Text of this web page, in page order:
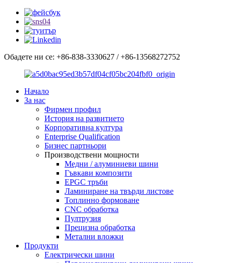
Обадете ни се: +86-838-3330627 / +86-13568272752
Начало
За нас
Фирмен профил
История на развитието
Корпоративна култура
Enterprise Qualification
Бизнес партньори
Производствени мощности
Медни / алуминиеви шини
Гъвкави композити
EPGC тръби
Ламиниране на твърди листове
Топлинно формоване
CNC обработка
Пултрузия
Прецизна обработка
Метални вложки
Продукти
Електрически шини